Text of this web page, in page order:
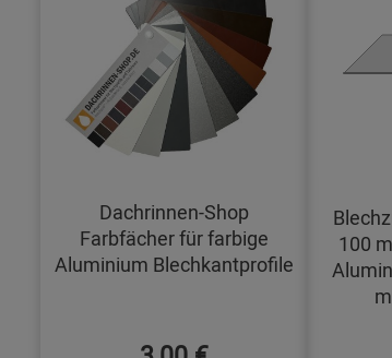
Dachrinnen-Shop
Farbfächer für farbige
Aluminium Blechkantprofile
100